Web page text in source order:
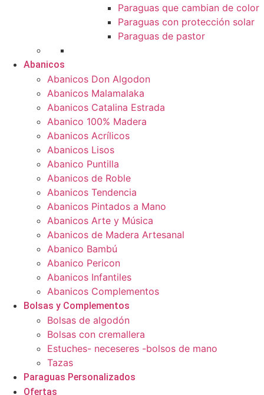
Paraguas que cambian de color
Paraguas con protección solar
Paraguas de pastor
Abanicos
Abanicos Don Algodon
Abanicos Malamalaka
Abanicos Catalina Estrada
Abanico 100% Madera
Abanicos Acrílicos
Abanicos Lisos
Abanico Puntilla
Abanicos de Roble
Abanicos Tendencia
Abanicos Pintados a Mano
Abanicos Arte y Música
Abanicos de Madera Artesanal
Abanico Bambú
Abanico Pericon
Abanicos Infantiles
Abanicos Complementos
Bolsas y Complementos
Bolsas de algodón
Bolsas con cremallera
Estuches- neceseres -bolsos de mano
Tazas
Paraguas Personalizados
Ofertas